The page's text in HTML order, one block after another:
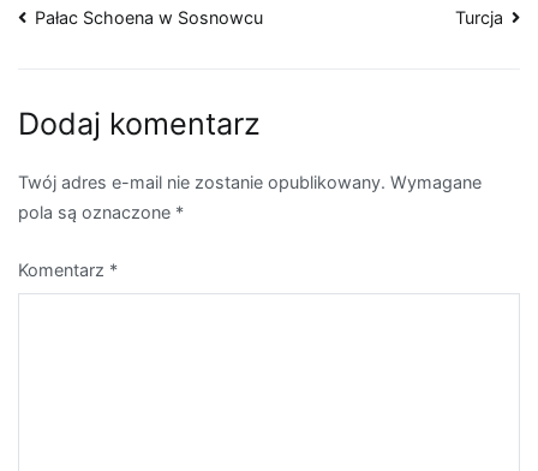
Nawigacja
Pałac Schoena w Sosnowcu Turcja
Dodaj komentarz
Twój adres e-mail nie zostanie opublikowany. Wymagane
pola są oznaczone *
Komentarz *